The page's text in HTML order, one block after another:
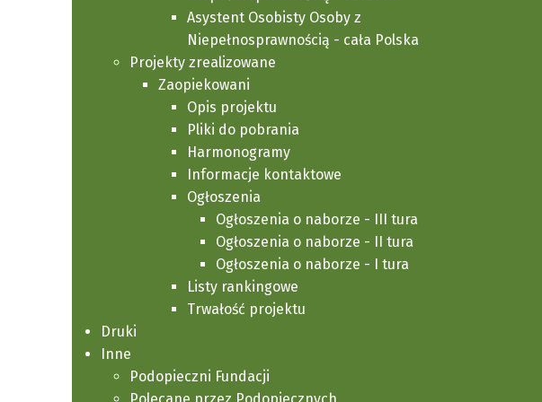
Asystent Osobisty Osoby z
Niepełnosprawnością - cała Polska
Projekty zrealizowane
Zaopiekowani
Opis projektu
Pliki do pobrania
Harmonogramy
Informacje kontaktowe
Ogłoszenia
Ogłoszenia o naborze - III tura
Ogłoszenia o naborze - II tura
Ogłoszenia o naborze - I tura
Listy rankingowe
Trwałość projektu
Druki
Inne
Podopieczni Fundacji
Odpowiedź, jaką otrzymała pani Poseł Małgorzata
skierowaną do Ministra Zdrowia w sprawie procedury
ewentualnego obniżenia ceny po dopuszczeniu do obrotu w
całościowej jego refundacji przez NFZ.